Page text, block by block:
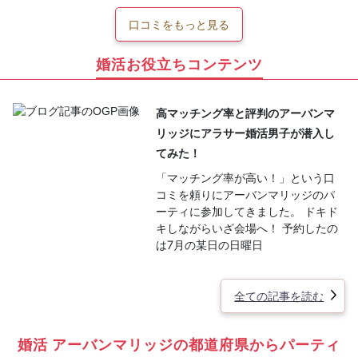
口コミをもっと見る
婚活お役立ちコンテンツ
高マッチング率と評判のアーバンマ
リッジにアラサー婚活男子が潜入し
てみた！
「マッチング率が高い！」という口
コミを頼りにアーバンマリッジのパ
ーティに参加してきました。 ドキド
キしながらいざ会場へ！ 予約したの
は7月の某日の日曜日
全ての記事を読む
婚活 アーバンマリッジの都道府県からパーティ